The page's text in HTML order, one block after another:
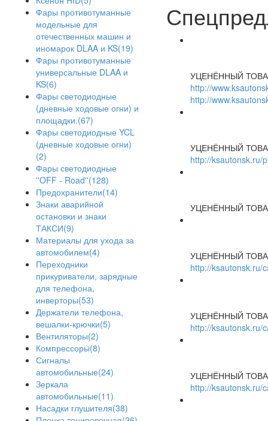
Фары противотуманные
модельные для
отечественных машин и
иномарок DLAA и KS(19)
Фары противотуманные
универсальные DLAA и
KS(6)
Фары светодиодные
(дневные ходовые огни) и
площадки.(67)
Фары светодиодные YCL
(дневные ходовые огни)
(2)
Фары светодиодные
''OFF - Road''(128)
Предохранители(14)
Знаки аварийной
остановки и знаки
ТАКСИ(9)
Материалы для ухода за
автомобилем(4)
Переходники
прикуриватели, зарядные
для телефона,
инверторы(53)
Держатели телефона,
вешалки-крючки(5)
Вентиляторы(2)
Компрессоры(8)
Сигналы
автомобильные(24)
Зеркала
автомобильные(11)
Насадки глушителя(38)
УЦЕНЁННЫЙ
http://
http://
УЦЕНЁННЫЙ
http://ksautonsk.ru/
УЦЕНЁННЫЙ
УЦЕНЁННЫЙ
http://ksautonsk.ru/
УЦЕНЁННЫЙ
http://ksautonsk.ru/
УЦЕНЁННЫЙ
http://ksautonsk.ru/